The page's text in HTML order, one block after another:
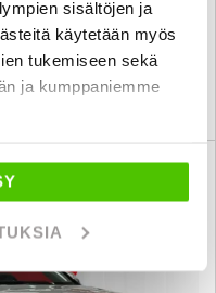
sisältöjen ja
käytetään myös
tukemiseen sekä
ja kumppaniemme
kuopio